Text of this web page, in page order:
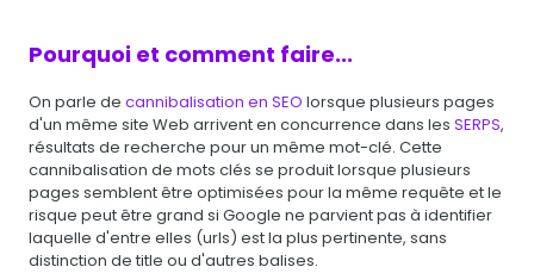
Pourquoi et comment faire...
On parle de cannibalisation en SEO lorsque plusieurs pages
d'un même site Web arrivent en concurrence dans les SERPS,
résultats de recherche pour un même mot-clé. Cette
cannibalisation de mots clés se produit lorsque plusieurs
pages semblent être optimisées pour la même requête et le
risque peut être grand si Google ne parvient pas à identifier
laquelle d'entre elles (urls) est la plus pertinente, sans
distinction de title ou d'autres balises.